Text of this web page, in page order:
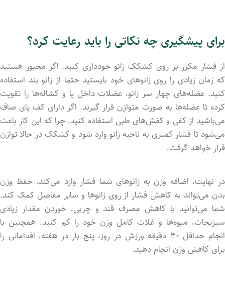
برای پیشگیری چه نکاتی را باید رعایت کرد؟
از فشار مکرر بر روی کشکک زانو خودداری کنید. اگر مجبور هستید
که زمان زیادی را روی زانوهای خود بایستید حتما از زانو بند استفاده
کنید. عضله‌های چهار سر زانو، عضلات داخل پا و کشاله‌ها را تقویت
کرده تا عضله‌ها به صورت متوازن قرار گیرند. اگر دارای کف پای صاف
می‌باشید از کفی و کفش‌های طبی استفاده کنید. چرا که این کار باعث
می‌شود تا فشار کمتری به ناحیه زانو وارد شود و کشکک در حالا توازن
قرار خواهد گرفت.
در نهایت، اضافه وزن به زانوهای شما فشار وارد می‌کند. حفظ وزن
بدن می‌تواند به کاهش فشار از روی زانوها و سایر مفاصل کمک کند.
شما می‌توانید با کاهش مصرف قند و چربی، خورد‌ن مقدار زیادی
سبزیجات، میوه‌ها و غلات کامل وزن خود را کم کنید. همچنین با
انجام حداقل ۳۰ دقیقه ورزش در روز، پنج بار در هفته، اقداماتی را
برای کاهش وزن انجام دهید.